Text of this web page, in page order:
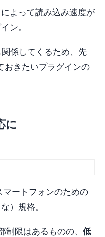
よって読み込み速度が
ン。
係してくるため、先
おきたいプラグインの
に
マートフォンのための
）規格。
限はあるものの、 低